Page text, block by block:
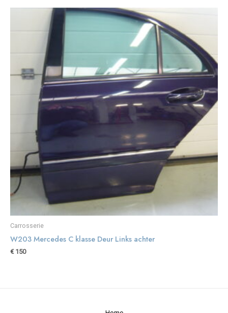
Carrosserie
W203 Mercedes C klasse Deur Links achter
€150